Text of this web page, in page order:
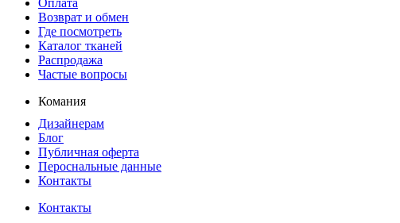
Оплата
Возврат и обмен
Где посмотреть
Каталог тканей
Распродажа
Частые вопросы
Комания
Дизайнерам
Блог
Публичная оферта
Пероснальные данные
Контакты
Контакты